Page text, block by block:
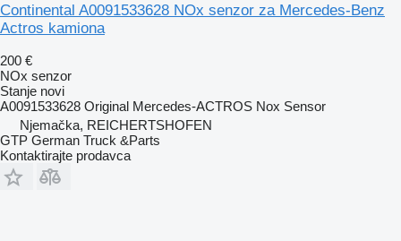
Continental A0091533628 NOx senzor za Mercedes-Benz
Actros kamiona
200 €
NOx senzor
Stanje novi
A0091533628 Original Mercedes-ACTROS Nox Sensor
Njemačka, REICHERTSHOFEN
GTP German Truck &Parts
Kontaktirajte prodavca